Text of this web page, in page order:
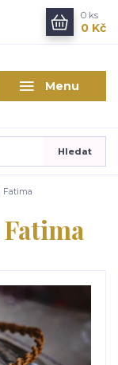
Menu
Hledat
0 ks
0 Kč
Fatima